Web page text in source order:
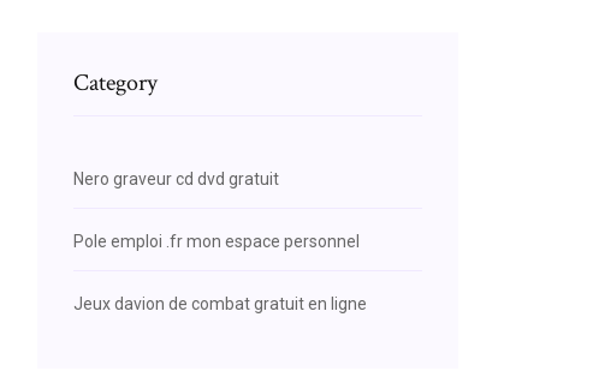
Category
Nero graveur cd dvd gratuit
Pole emploi .fr mon espace personnel
Jeux davion de combat gratuit en ligne